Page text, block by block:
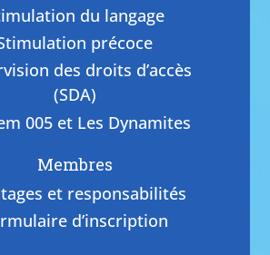
du langage
précoce
des droits d’accès
(SDA)
005 et Les Dynamites
Membres
et responsabilités
d’inscription